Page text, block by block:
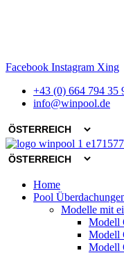
Zum
springen
Facebook Instagram Xing
+43 (0) 664 794 35
info@winpool.de
Main
Menu
Home
Pool
Modelle mit
Modell
Modell
Modell